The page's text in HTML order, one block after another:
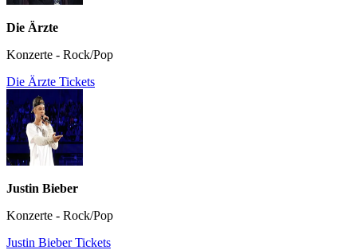
Die Ärzte
Konzerte - Rock/Pop
Die Ärzte Tickets
Justin Bieber
Konzerte - Rock/Pop
Justin Bieber Tickets